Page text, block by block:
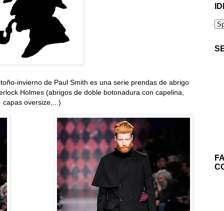
invierno de Paul Smith es una serie prendas de abrigo
Holmes (abrigos de doble botonadura con capelina,
capas oversize,...)